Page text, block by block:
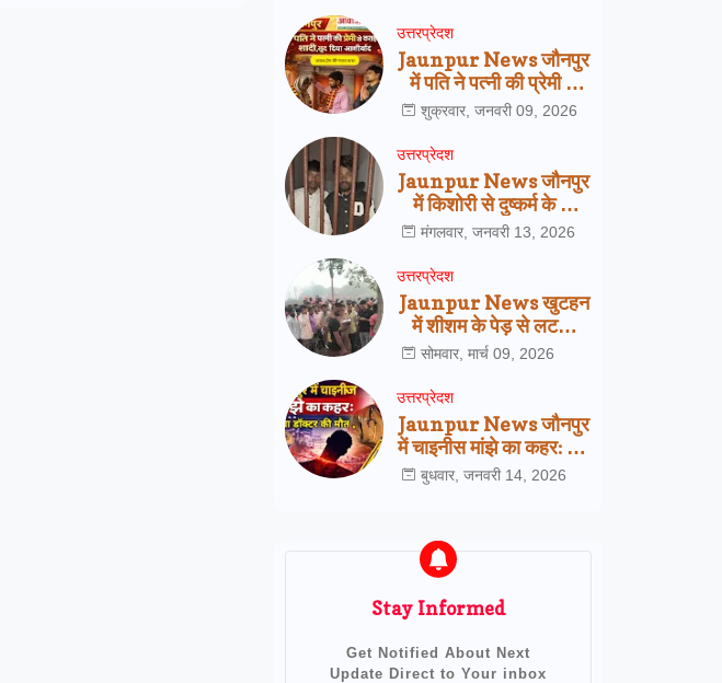
उत्तरप्रेदश
Jaunpur News जौनपुर
में पति ने पत्नी की प्रेमी से
कराई शादी, खुद दिया
शुक्रवार, जनवरी 09, 2026
उत्तरप्रेदश
Jaunpur News जौनपुर
में किशोरी से दुष्कर्म के दो
आरोपी गिरफ्तार,
मंगलवार, जनवरी 13, 2026
उत्तरप्रेदश
Jaunpur News खुटहन
में शीशम के पेड़ से लटका
मिला इलेक्ट्रीशियन का शव,
सोमवार, मार्च 09, 2026
उत्तरप्रेदश
Jaunpur News जौनपुर
में चाइनीस मांझे का कहर: 25
वर्षीय डॉक्टर की दर्दनाक
मौत, प्रशासन की रोक
बुधवार, जनवरी 14, 2026
Stay Informed
Get Notified About Next
Update Direct to Your inbox